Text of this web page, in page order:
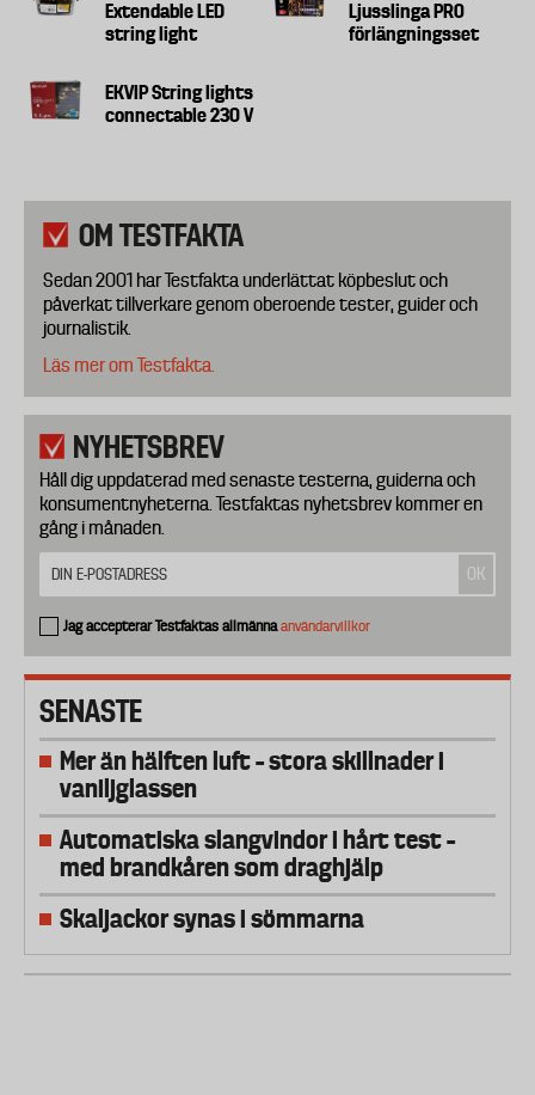
Extendable LED
string light
Ljusslinga PRO
förlängningsset
EKVIP String lights
connectable 230 V
OM TESTFAKTA
Sedan 2001 har Testfakta underlättat köpbeslut och
påverkat tillverkare genom oberoende tester, guider och
journalistik.
Läs mer om Testfakta.
NYHETSBREV
Håll dig uppdaterad med senaste testerna, guiderna och
konsumentnyheterna. Testfaktas nyhetsbrev kommer en
gång i månaden.
Jag accepterar Testfaktas allmännaanvändarvillkor
SENASTE
Mer än hälften luft – stora skillnader i
vaniljglassen
Automatiska slangvindor i hårt test –
med brandkåren som draghjälp
Skaljackor synas i sömmarna